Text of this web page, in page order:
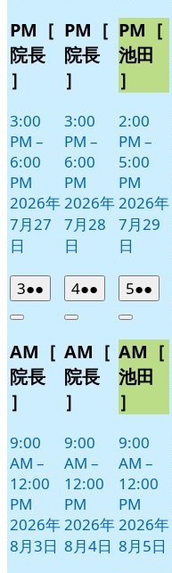
PM［
院長
］
3:00
PM –
6:00
PM
2026年
7月27
日
PM［
院長
］
3:00
PM –
6:00
PM
2026年
7月28
日
PM［
池田
］
2:00
PM –
5:00
PM
2026年
7月29
日
32026
年
月
3
日
●●
件
イ
ベ
Close
AM［
院長
］
9:00
AM –
12:00
PM
2026年
8月3日
42026
年
月
4
日
●●
件
イ
ベ
Close
AM［
院長
］
9:00
AM –
12:00
PM
2026年
8月4日
52026
年
月
5
日
●●
件
イ
ベ
ト)
Close
AM［
池田
］
9:00
AM –
12:00
PM
2026年
8月5日